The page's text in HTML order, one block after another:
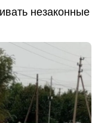
незаконные